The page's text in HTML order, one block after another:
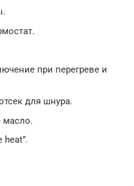
при перегреве и
для шнура.
масло.
heat”.